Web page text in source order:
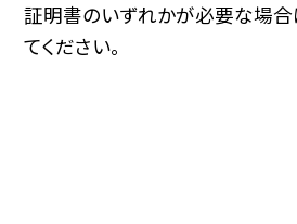
証明書のいずれかが必要な場
てください。